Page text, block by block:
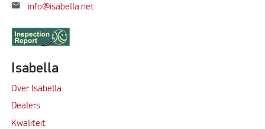
mail info@isabella.net
Isabella
Over Isabella
Dealers
Kwaliteit